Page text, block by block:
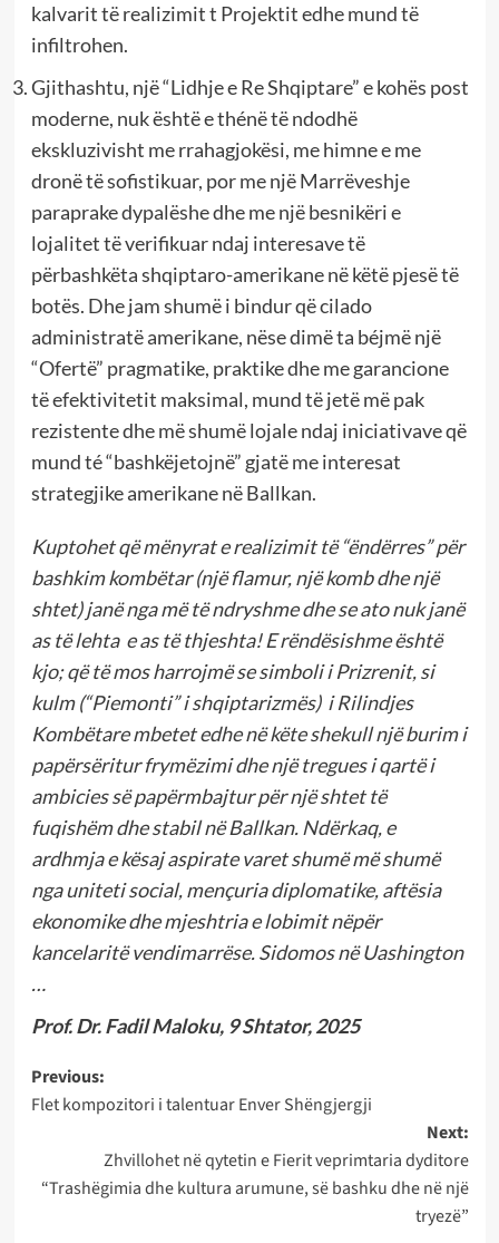
kalvarit të realizimit t Projektit edhe mund të
infiltrohen.
Gjithashtu, një “Lidhje e Re Shqiptare” e kohës post
moderne, nuk është e thénë të ndodhë
ekskluzivisht me rrahagjokësi, me himne e me
dronë të sofistikuar, por me një Marrëveshje
paraprake dypalëshe dhe me një besnikëri e
lojalitet të verifikuar ndaj interesave të
përbashkëta shqiptaro-amerikane në këtë pjesë të
botës. Dhe jam shumë i bindur që cilado
administratë amerikane, nëse dimë ta béjmë një
“Ofertë” pragmatike, praktike dhe me garancione
të efektivitetit maksimal, mund të jetë më pak
rezistente dhe më shumë lojale ndaj iniciativave që
mund té “bashkëjetojnë” gjatë me interesat
strategjike amerikane në Ballkan.
Kuptohet që mënyrat e realizimit të “ëndërres” për
bashkim kombëtar (një flamur, një komb dhe një
shtet) janë nga më të ndryshme dhe se ato nuk janë
as të lehta e as të thjeshta! E rëndësishme është
kjo; që të mos harrojmë se simboli i Prizrenit, si
kulm (“Piemonti” i shqiptarizmës) i Rilindjes
Kombëtare mbetet edhe në këte shekull një burim i
papërsëritur frymëzimi dhe një tregues i qartë i
ambicies së papërmbajtur për një shtet të
fuqishëm dhe stabil në Ballkan. Ndërkaq, e
ardhmja e kësaj aspirate varet shumë më shumë
nga uniteti social, mençuria diplomatike, aftësia
ekonomike dhe mjeshtria e lobimit nëpër
kancelaritë vendimarrëse. Sidomos në Uashington
…
Prof. Dr. Fadil Maloku, 9 Shtator, 2025
Post
navigation
Previous:
Flet kompozitori i talentuar Enver Shëngjergji
Next:
Zhvillohet në qytetin e Fierit veprimtaria dyditore
“Trashëgimia dhe kultura arumune, së bashku dhe në një
tryezë”